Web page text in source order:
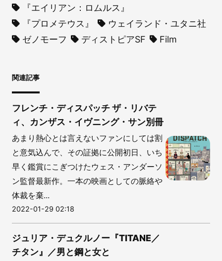
『エイリアン：ロムルス』
『プロメテウス』
ウェイランド・ユタニ社
ゼノモーフ
ディストピアSF Film
関連記事
フレンチ・ディスパッチ ザ・リバテ
ィ、カンザス・イヴニング・サン別冊
あまり熱心とは言えないファンにしては割
と意気込んで、その証拠に公開初日、いち
早く鑑賞にこぎつけたウェス・アンダーソ
ン監督最新作。一本の映画としての脈絡や
体裁を棄...
2022-01-29 02:18
ジュリア・デュクルノー『TITANE／
チタン』／男と鋼と女と